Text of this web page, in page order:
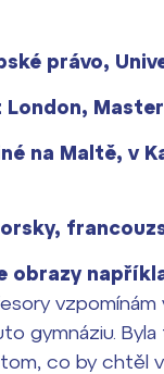
právo,
na Maltě, v
obrazy
gymnáziu.
co by chtěl